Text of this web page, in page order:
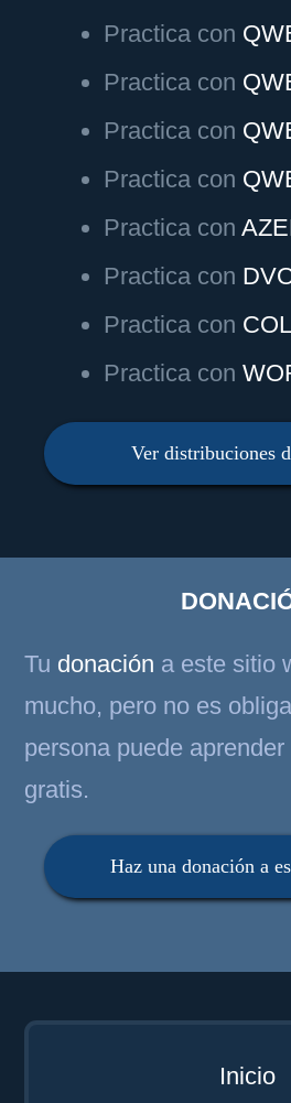
Practica con
Practica con
Practica con
Practica con
Practica con
Practica con
Practica con
Practica con
Ver distribuciones
Tu donación a este sitio
mucho, pero no es
persona puede
gratis.
Haz una donación a
Inicio